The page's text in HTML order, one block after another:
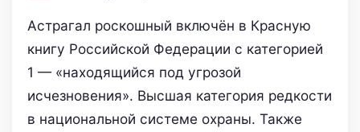
Астрагал роскошный включён в Красную
книгу Российской Федерации с категорией
1 — «находящийся под угрозой
исчезновения». Высшая категория редкости
в национальной системе охраны. Также